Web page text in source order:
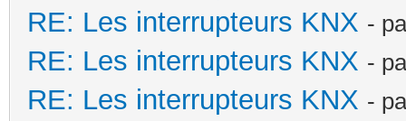
RE: Les interrupteurs KNX -
RE: Les interrupteurs KNX -
RE: Les interrupteurs KNX -